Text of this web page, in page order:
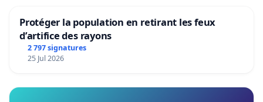
Protéger la population en retirant les feux
d’artifice des rayons
2 797 signatures
25 Jul 2026